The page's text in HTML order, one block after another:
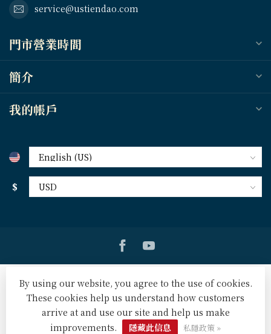
service@ustiendao.com
門市營業時間
簡介
我的帳戶
$
© Copyright 2026 天道北美網路書房 U.S. Tien Dao Books
Powered byLightspeed- Lightspeed designbyDyvelopment
By using our website, you agree to the use of cookies.
These cookies help us understand how customers
arrive at and use our site and help us make
improvements.
隱藏此信息 私隱政策 »